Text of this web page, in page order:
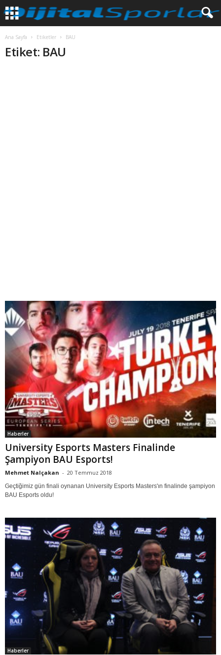
Ana Sayfa Etiketler BAU
Etiket: BAU
Haberler
University Esports Masters Finalinde
Şampiyon BAU Esports!
Mehmet Nalçakan - 20 Temmuz 2018
Geçtiğimiz gün finali oynanan University Esports Masters'ın finalinde şampiyon
BAU Esports oldu!
Haberler